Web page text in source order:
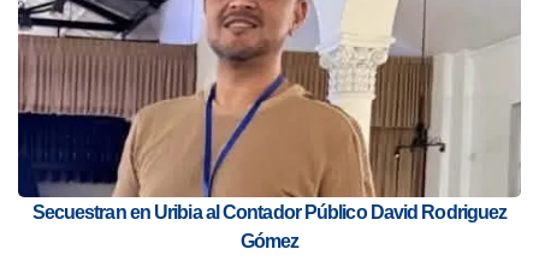
Secuestran en Uribia al Contador Público David Rodriguez
Gómez